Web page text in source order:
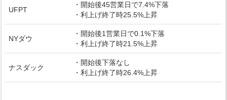
UFPT
・開始後45営業日で7.4%下落
・利上げ終了時25.5%上昇
NYダウ
・開始後1営業日で0.1%下落
・利上げ終了時21.5%上昇
ナスダック
・開始後下落なし
・利上げ終了時26.4%上昇